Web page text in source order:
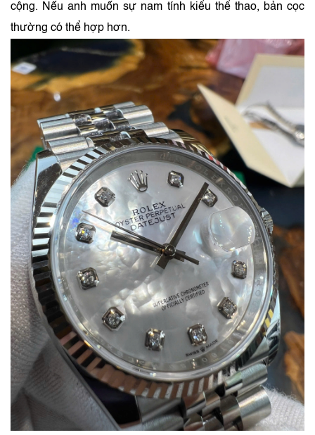
cộng. Nếu anh muốn sự nam tính kiểu thể thao, bản cọc
thường có thể hợp hơn.